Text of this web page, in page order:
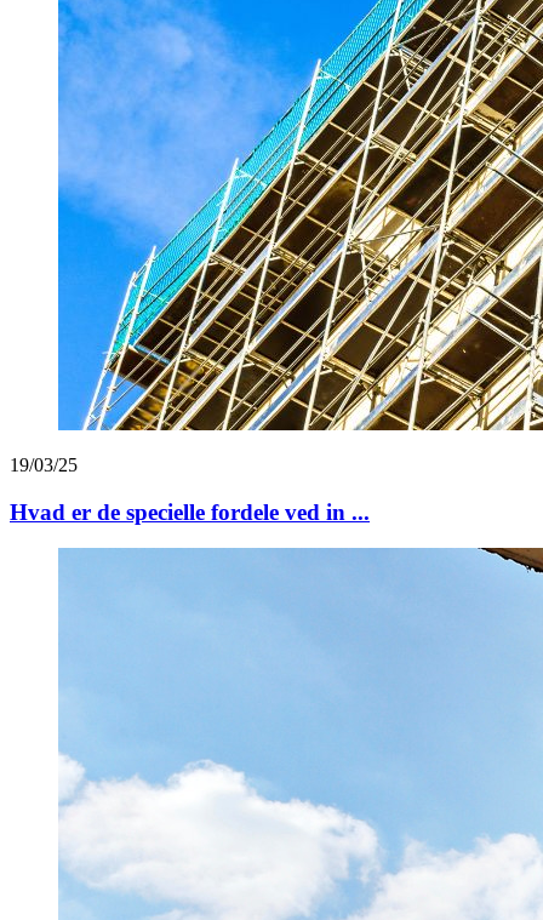
19/03/25
Hvad er de specielle fordele ved in ...